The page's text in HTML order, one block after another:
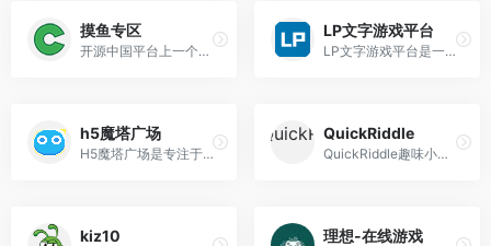
摸鱼专区
开源中国平台上一个摸鱼专区，专门分享在线游戏内容
LP文字游戏平台
LP文字游戏平台是一个在线文字游戏平台
h5魔塔广场
H5魔塔广场是专注于魔塔类游戏的平台
QuickRiddle
QuickRiddle趣味小游戏中心，精选经典益智游戏，激发思维，享受快乐！一个由独立开发者开发的在线小游戏站，旨在通过提供各种经典解谜游戏来激发玩家的思维并带来乐趣。
kiz10 理想-在线游戏